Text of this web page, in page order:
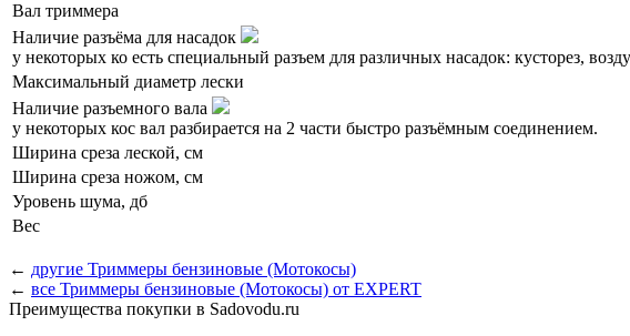
Вал триммера
Наличие разъёма для насадок
у некоторых ко есть специальный разъем для различных насадок: кусторез,
Максимальный диаметр лески
Наличие разъемного вала
у некоторых кос вал разбирается на 2 части быстро разъёмным соединением.
Ширина среза леской, см
Ширина среза ножом, см
Уровень шума, дб
Вес
← другие Триммеры бензиновые (Мотокосы)
← все Триммеры бензиновые (Мотокосы) от EXPERT
Преимущества покупки в Sadovodu.ru